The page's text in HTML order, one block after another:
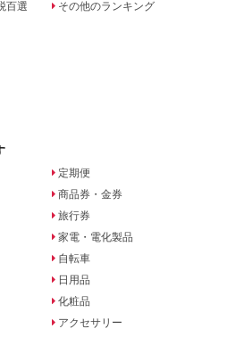
百選
その他のランキング
定期便
商品券・金券
旅行券
家電・電化製品
自転車
日用品
化粧品
アクセサリー